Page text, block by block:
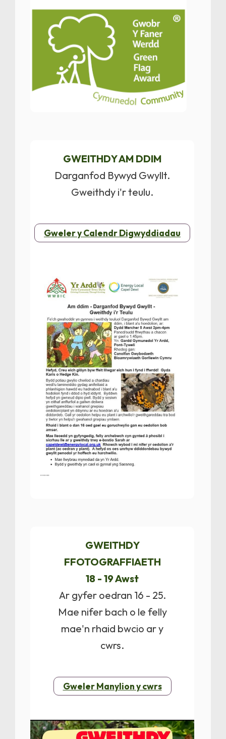
GWEITHDY AM DDIM
Darganfod Bywyd Gwyllt.
Gweithdy i'r teulu.
Gweler y Calendr Digwyddiadau
GWEITHDY
FFOTOGRAFFIAETH
18 - 19 Awst
Ar gyfer oedran 16 - 25.
Mae nifer bach o le felly
mae'n rhaid bwcio ar y
cwrs.
Gweler Manylion y cwrs